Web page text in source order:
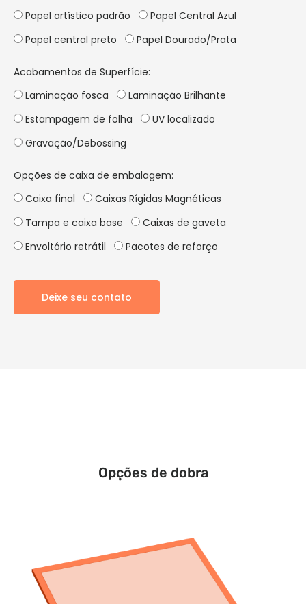
Papel artístico padrão
Papel Central Azul
Papel central preto
Papel Dourado/Prata
Acabamentos de Superfície:
Laminação fosca
Laminação Brilhante
Estampagem de folha
UV localizado
Gravação/Debossing
Opções de caixa de embalagem:
Caixa final
Caixas Rígidas Magnéticas
Tampa e caixa base
Caixas de gaveta
Envoltório retrátil
Pacotes de reforço
Deixe seu contato
Opções de dobra